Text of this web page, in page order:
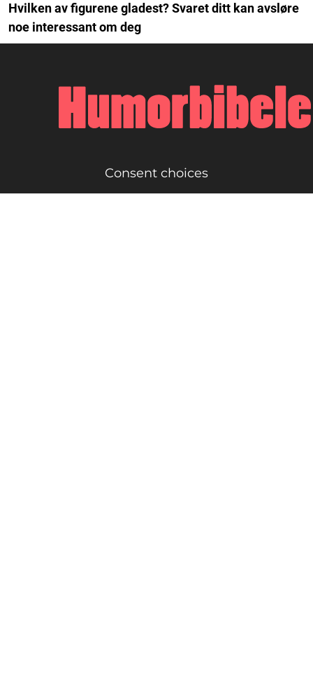
Hvilken av figurene gladest? Svaret ditt kan avsløre
noe interessant om deg
Consent choices